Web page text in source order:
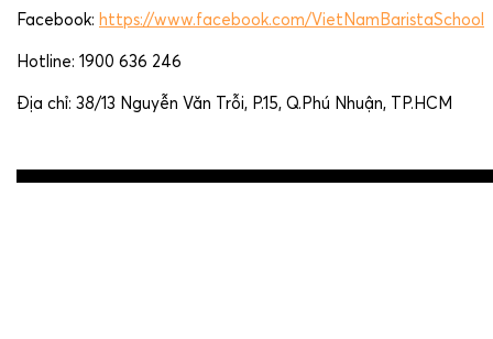
Facebook: https://www.facebook.com/VietNamBaristaSchool
Hotline: 1900 636 246
Địa chỉ: 38/13 Nguyễn Văn Trỗi, P.15, Q.Phú Nhuận, TP.HCM
Post